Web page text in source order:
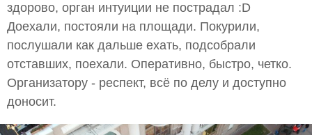
здорово, орган интуиции не пострадал :D
Доехали, постояли на площади. Покурили,
послушали как дальше ехать, подсобрали
отставших, поехали. Оперативно, быстро, четко.
Организатору - респект, всё по делу и доступно
доносит.